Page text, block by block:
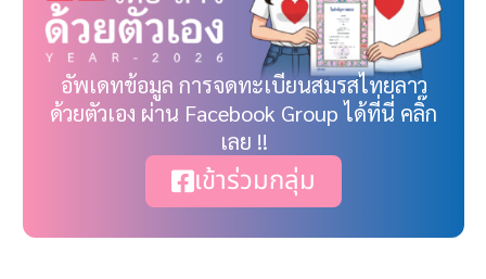
อัพเดทข้อมูล การจดทะเบียนสมรสไทยลาว
ด้วยตัวเอง ผ่าน Facebook Group ได้ที่นี่ คลิ๊ก
เลย !!
เข้าร่วมกลุ่ม